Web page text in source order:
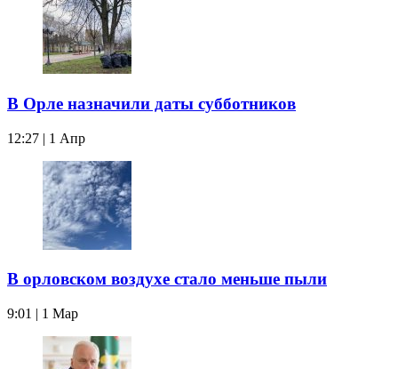
В Орле назначили даты субботников
12:27 | 1 Апр
В орловском воздухе стало меньше пыли
9:01 | 1 Мар